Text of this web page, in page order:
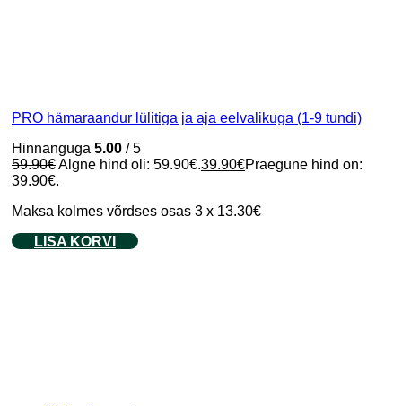
PRO hämaraandur lülitiga ja aja eelvalikuga (1-9 tundi)
Hinnanguga 5.00 / 5
59.90€Algne hind oli: 59.90€.39.90€Praegune hind on:
39.90€.
Maksa kolmes võrdses osas 3 x 13.30€
LISA KORVI